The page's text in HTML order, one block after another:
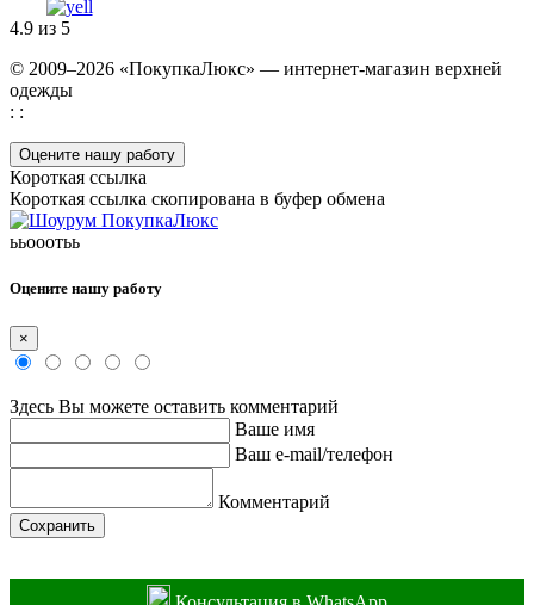
4.9 из 5
© 2009–2026 «ПокупкаЛюкс» — интернет-магазин верхней
одежды
: :
Оцените нашу работу
Короткая ссылка
Короткая ссылка скопирована в буфер обмена
ььооотьь
Оцените нашу работу
×
Здесь Вы можете оставить комментарий
Ваше имя
Ваш e-mail/телефон
Комментарий
Сохранить